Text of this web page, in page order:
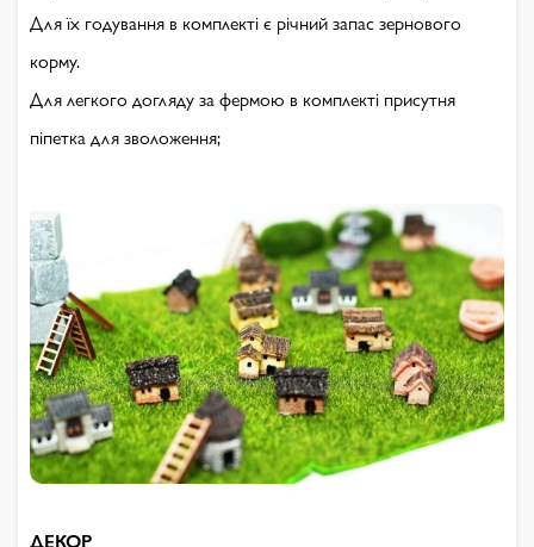
Для їх годування в комплекті є річний запас зернового
корму.
Для легкого догляду за фермою в комплекті присутня
піпетка для зволоження;
ДЕКОР